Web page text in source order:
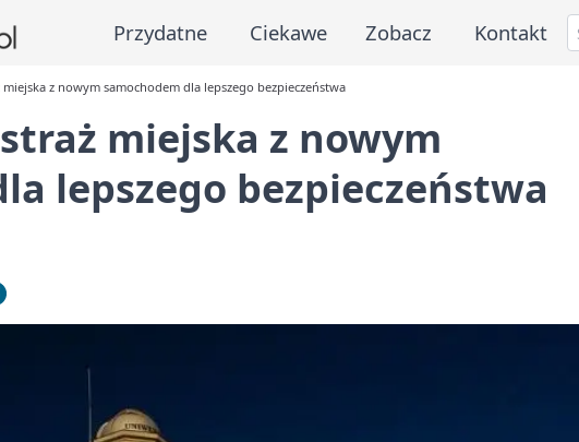
Przydatne Ciekawe Zobacz Kontakt
z nowym samochodem dla lepszego bezpieczeństwa
miejska z nowym
lepszego bezpieczeństwa